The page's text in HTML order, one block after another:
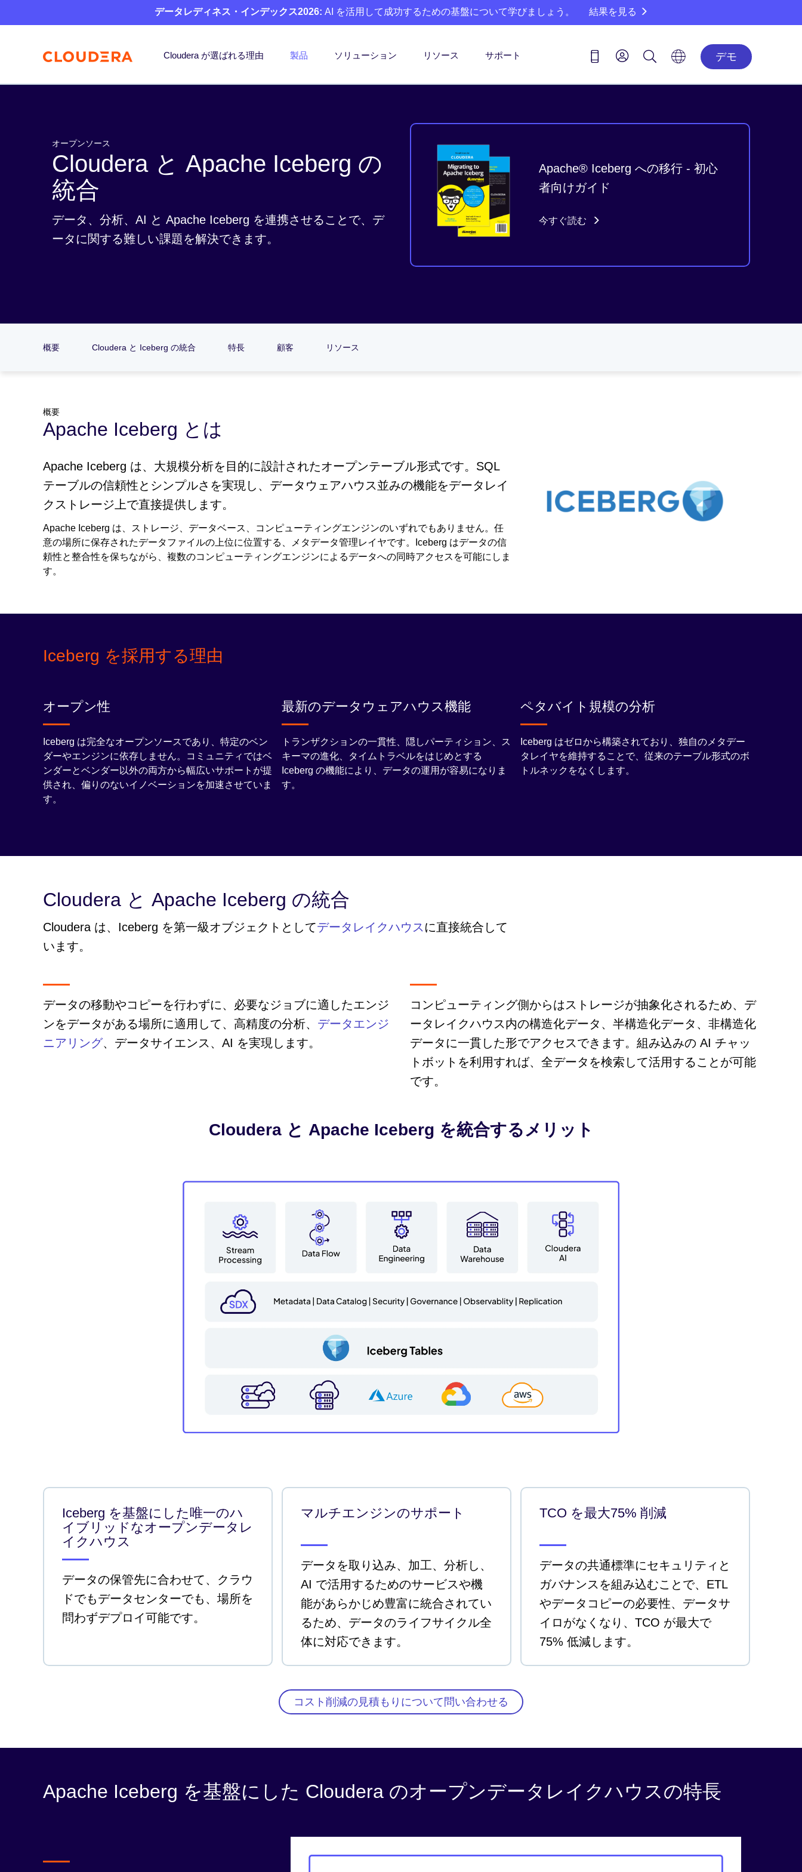
データレディネス・インデックス2026: AI を活用して成功するための基盤について学びましょう。 結果を見る
Cloudera が選ばれる理由 製品 ソリューション リソース サポート デモ
オープンソース
Cloudera と Apache Iceberg の
統合
データ、分析、AI と Apache Iceberg を連携させることで、デ
ータに関する難しい課題を解決できます。
Apache® Iceberg への移行 - 初心
者向けガイド
今すぐ読む
概要 Cloudera と Iceberg の統合 特長 顧客 リソース
概要
Apache Iceberg とは
Apache Iceberg は、大規模分析を目的に設計されたオープンテーブル形式です。SQL
テーブルの信頼性とシンプルさを実現し、データウェアハウス並みの機能をデータレイ
クストレージ上で直接提供します。
Apache Iceberg は、ストレージ、データベース、コンピューティングエンジンのいずれでもありません。任
意の場所に保存されたデータファイルの上位に位置する、メタデータ管理レイヤです。Iceberg はデータの信
頼性と整合性を保ちながら、複数のコンピューティングエンジンによるデータへの同時アクセスを可能にしま
す。
Iceberg を採用する理由
オープン性
Iceberg は完全なオープンソースであり、特定のベン
ダーやエンジンに依存しません。コミュニティではベ
ンダーとベンダー以外の両方から幅広いサポートが提
供され、偏りのないイノベーションを加速させていま
す。
最新のデータウェアハウス機能
トランザクションの一貫性、隠しパーティション、ス
キーマの進化、タイムトラベルをはじめとする
Iceberg の機能により、データの運用が容易になりま
す。
ペタバイト規模の分析
Iceberg はゼロから構築されており、独自のメタデー
タレイヤを維持することで、従来のテーブル形式のボ
トルネックをなくします。
Cloudera と Apache Iceberg の統合
Cloudera は、Iceberg を第一級オブジェクトとしてデータレイクハウス に直接統合して
います。
データの移動やコピーを行わずに、必要なジョブに適したエンジ
ンをデータがある場所に適用して、高精度の分析、 データエンジ
ニアリング、データサイエンス、AI を実現します。
コンピューティング側からはストレージが抽象化されるため、デ
ータレイクハウス内の構造化データ、半構造化データ、非構造化
データに一貫した形でアクセスできます。組み込みの AI チャッ
トボットを利用すれば、全データを検索して活用することが可能
です。
Cloudera と Apache Iceberg を統合するメリット
Iceberg を基盤にした唯一のハ
イブリッドなオープンデータレ
イクハウス
データの保管先に合わせて、クラウ
ドでもデータセンターでも、場所を
問わずデプロイ可能です。
マルチエンジンのサポート
データを取り込み、加工、分析し、
AI で活用するためのサービスや機
能があらかじめ豊富に統合されてい
るため、データのライフサイクル全
体に対応できます。
TCO を最大75% 削減
データの共通標準にセキュリティと
ガバナンスを組み込むことで、ETL
やデータコピーの必要性、データサ
イロがなくなり、TCO が最大で
75% 低減します。
コスト削減の見積もりについて問い合わせる
Apache Iceberg を基盤にした Cloudera のオープンデータレイクハウスの特長